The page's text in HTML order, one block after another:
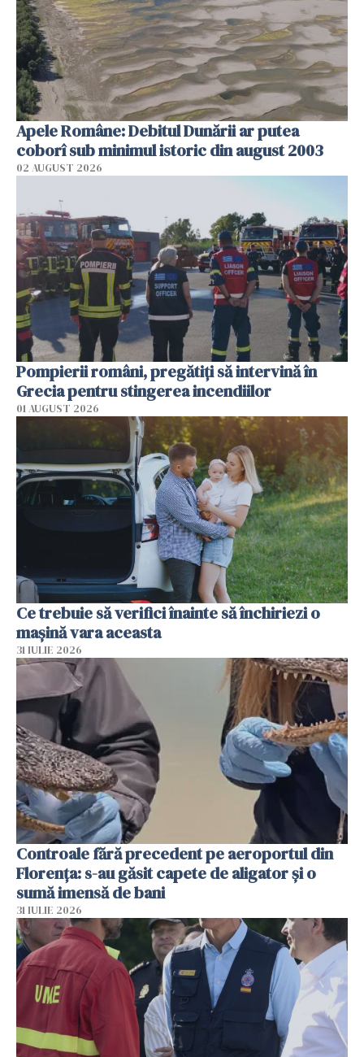
Apele Române: Debitul Dunării ar putea
coborî sub minimul istoric din august 2003
02 AUGUST 2026
Pompierii români, pregătiţi să intervină în
Grecia pentru stingerea incendiilor
01 AUGUST 2026
Ce trebuie să verifici înainte să închiriezi o
mașină vara aceasta
31 IULIE 2026
Controale fără precedent pe aeroportul din
Florența: s-au găsit capete de aligator și o
sumă imensă de bani
31 IULIE 2026